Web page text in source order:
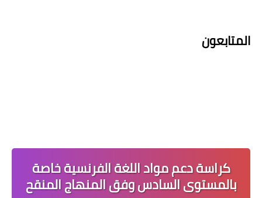
المتابعون
كراسة دعم مواد اللغة الفرنسية خاصة
بالمستوى السادس وفق المنهاج المنقح